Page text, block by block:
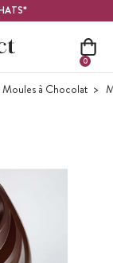
0
Moules à Chocolat